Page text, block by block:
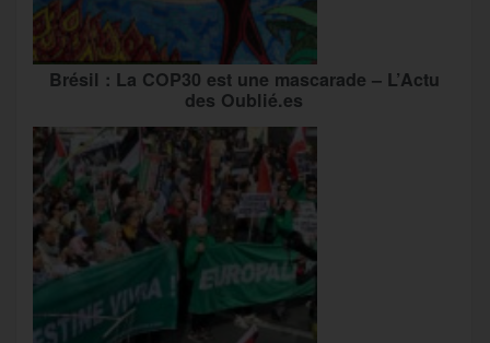
Brésil : La COP30 est une mascarade – L’Actu
des Oublié.es